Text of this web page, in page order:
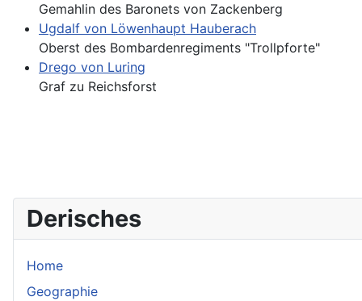
Derisches
Home
Geographie
Gemahlin des Baronets von Zackenberg
Ugdalf von Löwenhaupt Hauberach
Oberst des Bombardenregiments "Trollpforte"
Drego von Luring
Graf zu Reichsforst